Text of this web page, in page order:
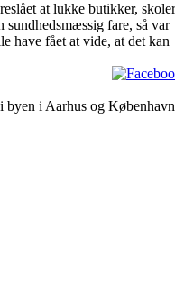
at lukke butikker, skoler
fare, så var
have fået at vide, at det kan
byen i Aarhus og København